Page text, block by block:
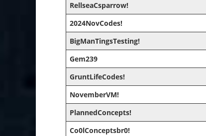
RellseaCsparrow!
2024NovCodes!
BigManTingsTesting!
Gem239
GruntLifeCodes!
NovemberVM!
PlannedConcepts!
Co0lConceptsbr0!